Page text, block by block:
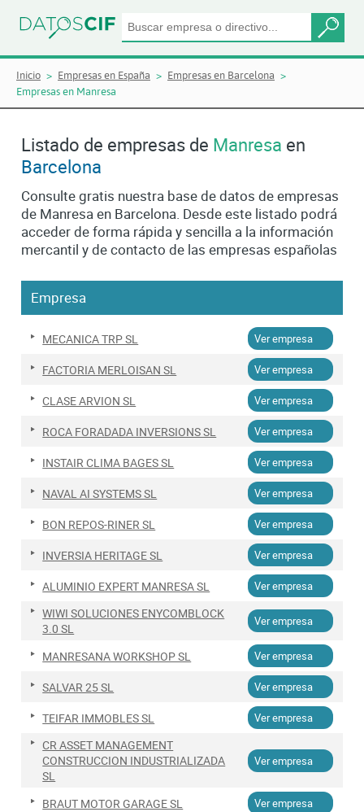
Inicio Empresas en España
Empresas en Barcelona
Empresas en Manresa
Listado de empresas de Manresa en
Barcelona
Consulte gratis nuestra base de datos de empresas
de Manresa en Barcelona. Desde este listado podrá
acceder de forma rápida y sencilla a la información
mercantil y de contacto de las empresas españolas
Empresa
MECANICA TRP SL Ver empresa
FACTORIA MERLOISAN SL Ver empresa
CLASE ARVION SL Ver empresa
ROCA FORADADA INVERSIONS SL Ver empresa
INSTAIR CLIMA BAGES SL Ver empresa
NAVAL AI SYSTEMS SL Ver empresa
BON REPOS-RINER SL Ver empresa
INVERSIA HERITAGE SL Ver empresa
ALUMINIO EXPERT MANRESA SL Ver empresa
WIWI SOLUCIONES ENYCOMBLOCK
3.0 SL
Ver empresa
MANRESANA WORKSHOP SL Ver empresa
SALVAR 25 SL Ver empresa
TEIFAR IMMOBLES SL Ver empresa
CR ASSET MANAGEMENT
CONSTRUCCION INDUSTRIALIZADA
SL
Ver empresa
BRAUT MOTOR GARAGE SL Ver empresa